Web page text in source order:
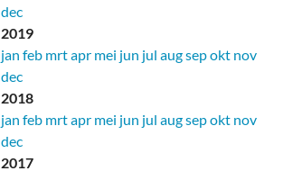
dec
2019
jan feb mrtapr mei jun jul augsepokt nov
dec
2018
jan feb mrtapr mei jun jul augsepokt nov
dec
2017